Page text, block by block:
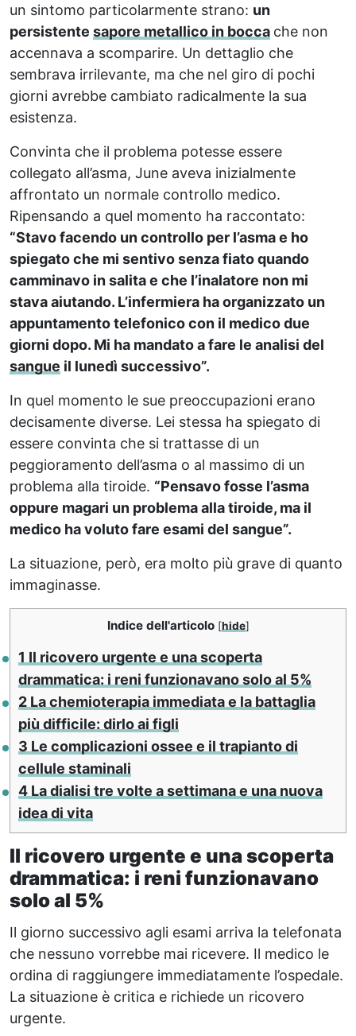
un sintomo particolarmente strano: un
persistente sapore metallico in bocca che non
accennava a scomparire. Un dettaglio che
sembrava irrilevante, ma che nel giro di pochi
giorni avrebbe cambiato radicalmente la sua
esistenza.
Convinta che il problema potesse essere
collegato all’asma, June aveva inizialmente
affrontato un normale controllo medico.
Ripensando a quel momento ha raccontato:
“Stavo facendo un controllo per l’asma e ho
spiegato che mi sentivo senza fiato quando
camminavo in salita e che l’inalatore non mi
stava aiutando. L’infermiera ha organizzato un
appuntamento telefonico con il medico due
giorni dopo. Mi ha mandato a fare le analisi del
sangue il lunedì successivo”.
In quel momento le sue preoccupazioni erano
decisamente diverse. Lei stessa ha spiegato di
essere convinta che si trattasse di un
peggioramento dell’asma o al massimo di un
problema alla tiroide. “Pensavo fosse l’asma
oppure magari un problema alla tiroide, ma il
medico ha voluto fare esami del sangue”.
La situazione, però, era molto più grave di quanto
immaginasse.
Indice dell'articolo [hide]
1 Il ricovero urgente e una scoperta
drammatica: i reni funzionavano solo al 5%
2 La chemioterapia immediata e la battaglia
più difficile: dirlo ai figli
3 Le complicazioni ossee e il trapianto di
cellule staminali
4 La dialisi tre volte a settimana e una nuova
idea di vita
Il ricovero urgente e una scoperta
drammatica: i reni funzionavano
solo al 5%
Il giorno successivo agli esami arriva la telefonata
che nessuno vorrebbe mai ricevere. Il medico le
ordina di raggiungere immediatamente l’ospedale.
La situazione è critica e richiede un ricovero
urgente.